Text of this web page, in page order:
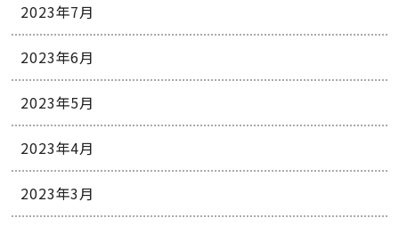
2023年7月
2023年6月
2023年5月
2023年4月
2023年3月